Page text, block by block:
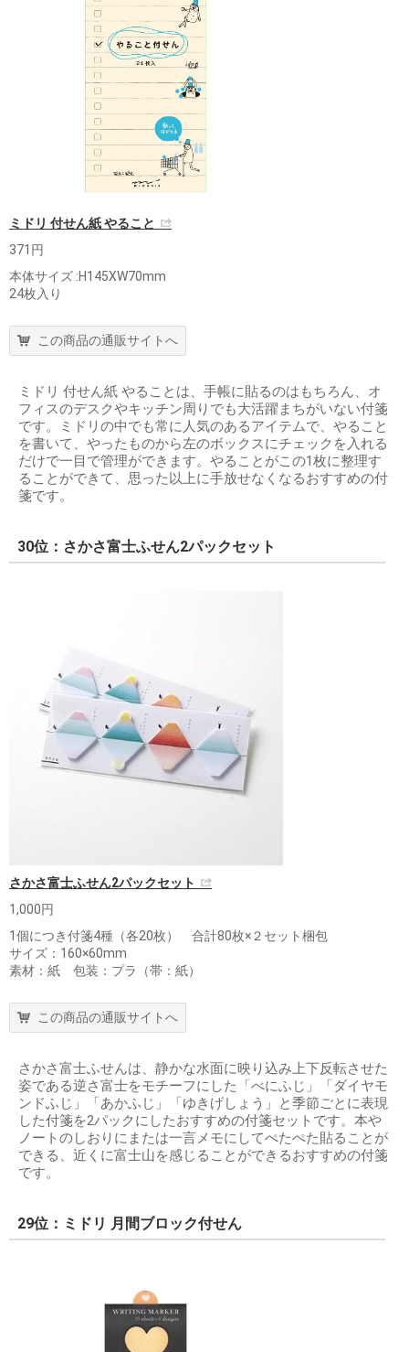
ミドリ 付せん紙 やること
371円
本体サイズ :H145XW70mm
24枚入り
この商品の通販サイトへ
ミドリ 付せん紙 やることは、手帳に貼るのはもちろん、オ
フィスのデスクやキッチン周りでも大活躍まちがいない付箋
です。ミドリの中でも常に人気のあるアイテムで、やること
を書いて、やったものから左のボックスにチェックを入れる
だけで一目で管理ができます。やることがこの1枚に整理す
ることができて、思った以上に手放せなくなるおすすめの付
箋です。
30位：さかさ富士ふせん2パックセット
さかさ富士ふせん2パックセット
1,000円
1個につき付箋4種（各20枚） 合計80枚×２セット梱包
サイズ：160×60mm
素材：紙 包装：プラ（帯：紙）
この商品の通販サイトへ
さかさ富士ふせんは、静かな水面に映り込み上下反転させた
姿である逆さ富士をモチーフにした「べにふじ」「ダイヤモ
ンドふじ」「あかふじ」「ゆきげしょう」と季節ごとに表現
した付箋を2パックにしたおすすめの付箋セットです。本や
ノートのしおりにまたは一言メモにしてぺたぺた貼ることが
できる、近くに富士山を感じることができるおすすめの付箋
です。
29位：ミドリ 月間ブロック付せん